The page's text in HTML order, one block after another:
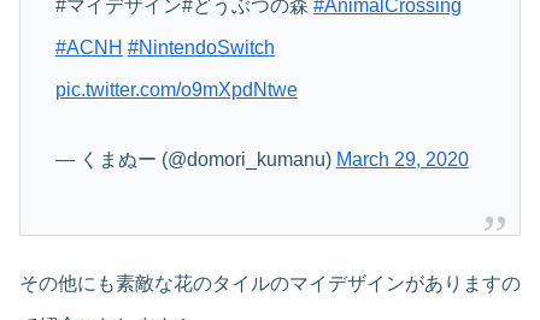
#マイデザイン#どうぶつの森 #AnimalCrossing
#ACNH #NintendoSwitch
pic.twitter.com/o9mXpdNtwe
— くまぬー (@domori_kumanu) March 29, 2020
その他にも素敵な花のタイルのマイデザインがありますの